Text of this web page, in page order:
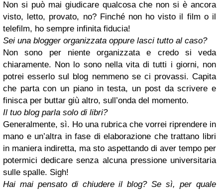
Non si può mai giudicare qualcosa che non si è ancora
visto, letto, provato, no? Finché non ho visto il film o il
telefilm, ho sempre infinita fiducia!
Sei una blogger organizzata oppure lasci tutto al caso?
Non sono per niente organizzata e credo si veda
chiaramente. Non lo sono nella vita di tutti i giorni, non
potrei esserlo sul blog nemmeno se ci provassi. Capita
che parta con un piano in testa, un post da scrivere e
finisca per buttar giù altro, sull’onda del momento.
Il tuo blog parla solo di libri?
Generalmente, sì. Ho una rubrica che vorrei riprendere in
mano e un’altra in fase di elaborazione che trattano libri
in maniera indiretta, ma sto aspettando di aver tempo per
potermici dedicare senza alcuna pressione universitaria
sulle spalle. Sigh!
Hai mai pensato di chiudere il blog? Se sì, per quale